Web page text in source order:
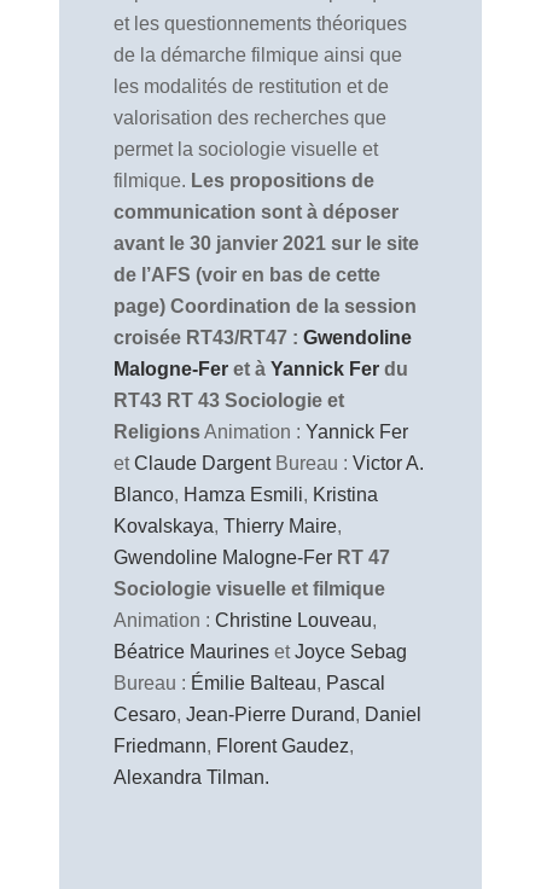
et les questionnements théoriques
de la démarche filmique ainsi que
les modalités de restitution et de
valorisation des recherches que
permet la sociologie visuelle et
filmique. Les propositions de
communication sont à déposer
avant le 30 janvier 2021 sur le site
de l’AFS (voir en bas de cette
page) Coordination de la session
croisée RT43/RT47 : Gwendoline
Malogne-Fer et à Yannick Fer du
RT43 RT 43 Sociologie et
ReligionsAnimation : Yannick Fer
etClaude DargentBureau : Victor A.
Blanco, Hamza Esmili, Kristina
Kovalskaya, Thierry Maire,
Gwendoline Malogne-Fer RT 47
Sociologie visuelle et filmique
Animation : Christine Louveau,
Béatrice Maurines etJoyce Sebag
Bureau : Émilie Balteau, Pascal
Cesaro, Jean-Pierre Durand, Daniel
Friedmann, Florent Gaudez,
Alexandra Tilman.